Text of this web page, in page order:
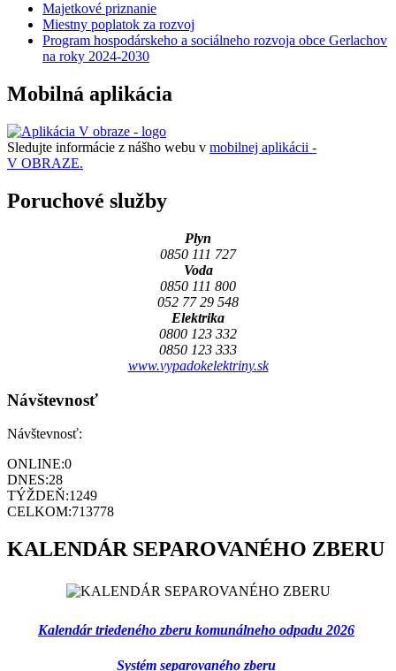
Majetkové priznanie
Miestny poplatok za rozvoj
Program hospodárskeho a sociálneho rozvoja obce Gerlachov
na roky 2024-2030
Mobilná aplikácia
Sledujte informácie z nášho webu v mobilnej aplikácii -
V OBRAZE.
Poruchové služby
Plyn
0850 111 727
Voda
0850 111 800
052 77 29 548
Elektrika
0800 123 332
0850 123 333
www.vypadokelektriny.sk
Návštevnosť
Návštevnosť:
ONLINE:0
DNES:28
TÝŽDEŇ:1249
CELKOM:713778
KALENDÁR SEPAROVANÉHO ZBERU
Kalendár triedeného zberu komunálneho odpadu 2026
Systém separovaného zberu